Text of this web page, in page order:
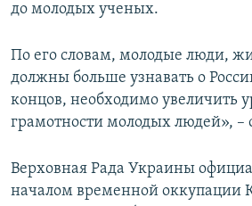
до молодых ученых.
По его словам, молодые люди,
должны больше узнавать о
концов, необходимо увеличить
грамотности молодых людей», –
Верховная Рада Украины
началом временной оккупации